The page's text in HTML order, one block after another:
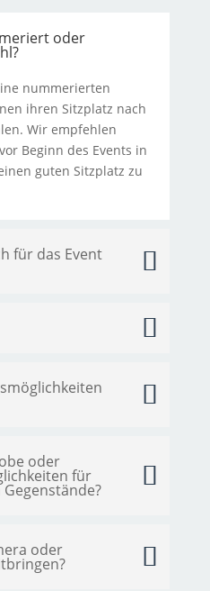
oder
nummerierten
ihren Sitzplatz nach
Wir empfehlen
Beginn des Events in
guten Sitzplatz zu
für das Event
oder
für
oder